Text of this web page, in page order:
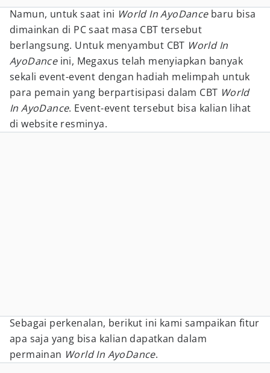
Namun, untuk saat ini World In AyoDancebaru bisa
dimainkan di PC saat masa CBT tersebut
berlangsung. Untuk menyambut CBT World In
AyoDanceini, Megaxus telah menyiapkan banyak
sekali event-event dengan hadiah melimpah untuk
para pemain yang berpartisipasi dalam CBT World
In AyoDance. Event-event tersebut bisa kalian lihat
di website resminya.
Sebagai perkenalan, berikut ini kami sampaikan fitur
apa saja yang bisa kalian dapatkan dalam
permainan World In AyoDance.